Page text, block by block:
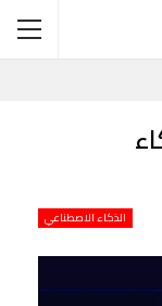
الذكاء الاصطناعي